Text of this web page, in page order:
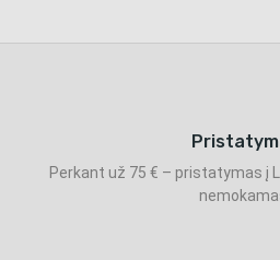
Perkant už 75 € – pristatymas į